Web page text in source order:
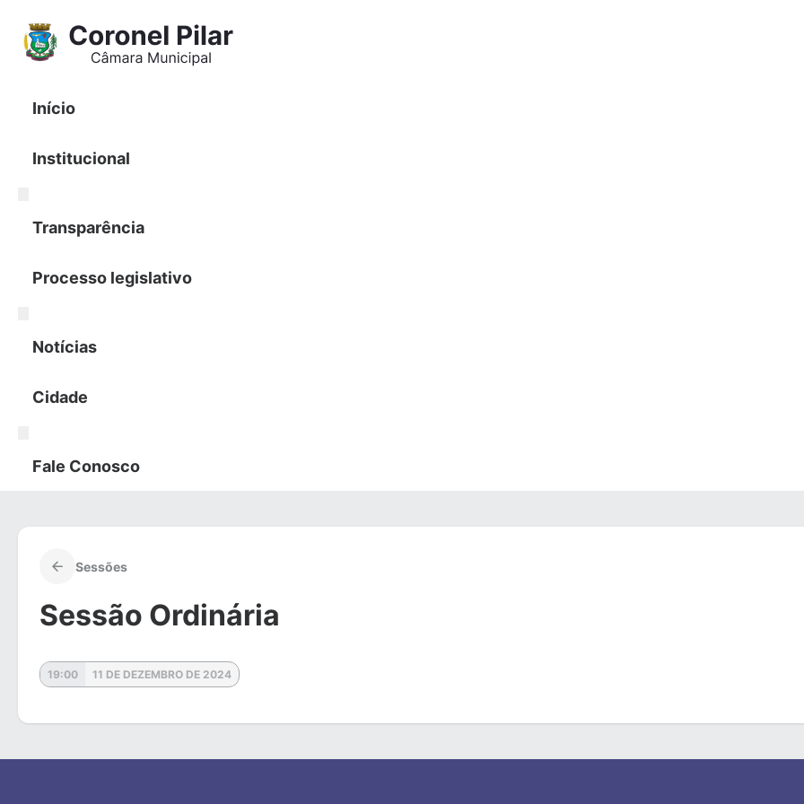
para
conteúdo
Início
Institucional
Transparência
Processo legislativo
Notícias
Cidade
Fale Conosco
Sessões
Sessão Ordinária
19:00 11 DE DEZEMBRO DE 2024